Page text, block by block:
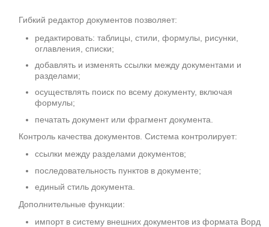
Виды документов:
Шаблоны договоров
Комплекты документов для
Комплекты документов для
223-ФЗ)
Внутренние регламенты
Возможность добавления новых видов